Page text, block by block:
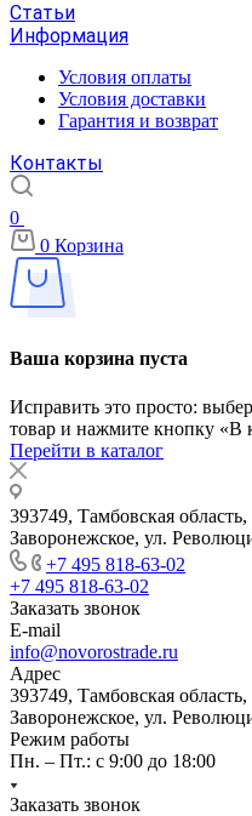
Статьи
Информация
Условия оплаты
Условия доставки
Гарантия и возврат
Контакты
0
0 Корзина
Ваша корзина пуста
Исправить это просто:
товар и нажмите кнопку «В
Перейти в каталог
393749, Тамбовская
Заворонежское, ул.
+7 495 818-63-02
+7 495 818-63-02
Заказать звонок
E-mail
info@novorostrade.ru
Адрес
393749, Тамбовская
Заворонежское, ул.
Режим работы
Пн. – Пт.: с 9:00 до 18:00
Заказать звонок